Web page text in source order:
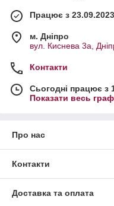
Працює з 23.09.2023
м. Дніпро
вул. Киснева 3а,
Контакти
Сьогодні працює з
Показати весь
Про нас
Контакти
Доставка та оплата